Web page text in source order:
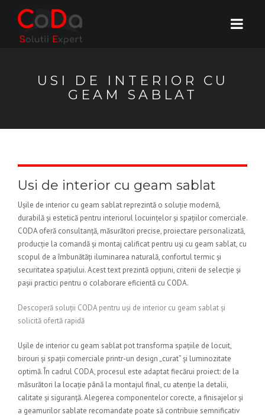
USI DE INTERIOR CU
GEAM SABLAT
Usi de interior cu geam sablat
Ușile de interior cu geam sablat reprezintă o soluție modernă,
durabilă și estetică pentru interiorul locuințelor și spațiilor comerciale.
CODA oferă consultanță, măsurători precise, proiectare personalizată,
producție la comandă și montaj calificat pentru uși cu geam sablat, cu
scopul de a îmbunătăți iluminarea naturală, confortul termic și
securitatea spațiului. Acest text prezintă opțiuni, criterii de selecție și
pașii practici pentru o colaborare eficientă cu CODA.
Descoperă soluții CODA pentru uși de interior cu geam sablat și
solicită ofertă rapidă
Ușile de interior cu geam sablat pot transforma spațiile de locuit,
birouri și spații comerciale printr-un design „curat” și luminozitate
optimă. În cadrul CODA, procesul este adaptat fiecărui proiect: de la
măsurători la locație până la montajul final, cu atenție la detalii,
calitate și siguranță. Alegerea componentelor corecte, a finisajelor și
a geamurilor sablate recomandate poate să contribuie semnificativ